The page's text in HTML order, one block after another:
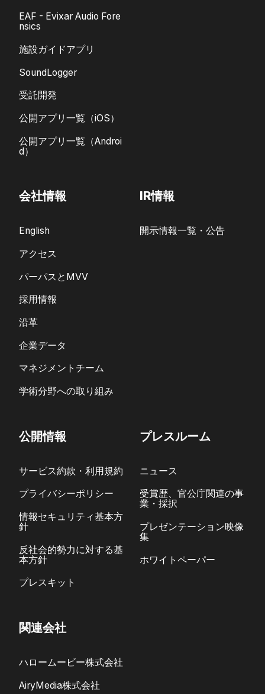
EAF - Evixar Audio Fore
nsics
施設ガイドアプリ
SoundLogger
受託開発
公開アプリ一覧（iOS）
公開アプリ一覧（Androi
d）
会社情報
English
アクセス
パーパスとMVV
採用情報
沿革
企業データ
マネジメントチーム
学術分野への取り組み
IR情報
開示情報一覧・公告
公開情報
サービス約款・利用規約
プライバシーポリシー
情報セキュリティ基本方
針
反社会的勢力に対する基
本方針
プレスキット
プレスルーム
ニュース
受賞歴、官公庁関連の事
業・採択
プレゼンテーション映像
集
ホワイトペーパー
関連会社
ハロームービー株式会社
AiryMedia株式会社